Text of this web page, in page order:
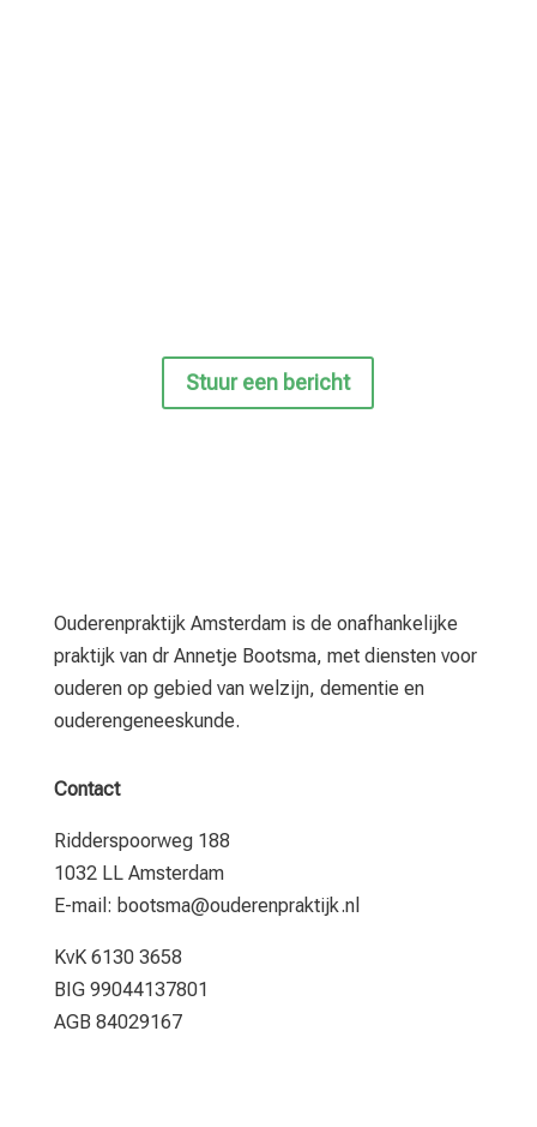
Stuur een bericht
Ouderenpraktijk Amsterdam is de onafhankelijke
praktijk van dr Annetje Bootsma, met diensten voor
ouderen op gebied van welzijn, dementie en
ouderengeneeskunde.
Contact
Ridderspoorweg 188
1032 LL Amsterdam
E-mail: bootsma@ouderenpraktijk.nl
KvK 6130 3658
BIG 99044137801
AGB 84029167